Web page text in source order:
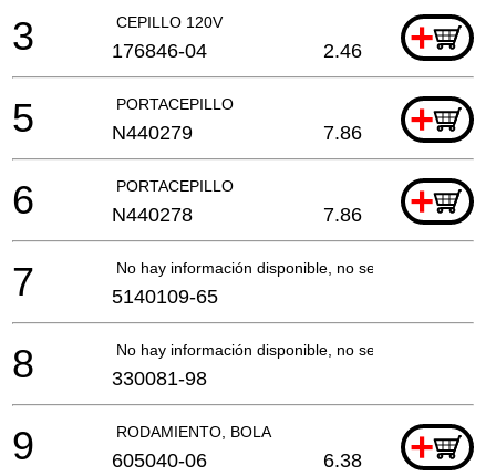
CEPILLO 120V +
3 176846-04 2.46
PORTACEPILLO +
5 N440279 7.86
PORTACEPILLO +
6 N440278 7.86
No hay información disponible, no se puede pedir
7 5140109-65
No hay información disponible, no se puede pedir
8 330081-98
RODAMIENTO, BOLA +
9 605040-06 6.38